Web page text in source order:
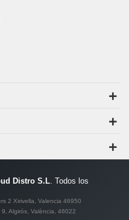
Distro S.L. Todos los
2 Xirivella, Valencia 46950
Algirós, València, 46022